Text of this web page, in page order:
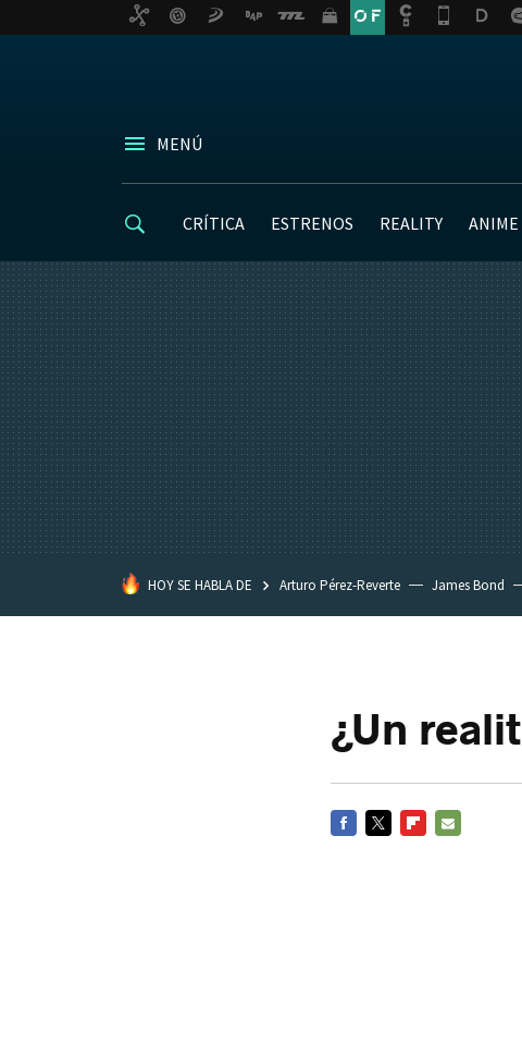
MENÚ
CRÍTICA ESTRENOS REALITY ANIME
HOY SE HABLA DE Arturo Pérez-Reverte James Bond
¿Un